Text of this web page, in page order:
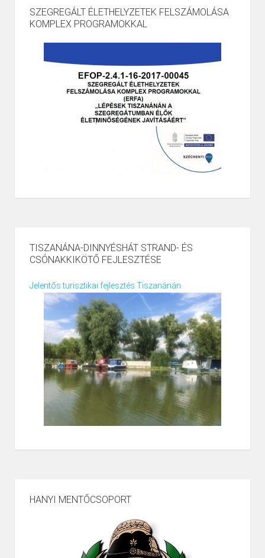
SZEGREGÁLT ÉLETHELYZETEK FELSZÁMOLÁSA
KOMPLEX PROGRAMOKKAL
TISZANÁNA-DINNYÉSHÁT STRAND- ÉS
CSÓNAKKIKÖTŐ FEJLESZTÉSE
Jelentős turisztikai fejlesztés Tiszanánán
HANYI MENTŐCSOPORT